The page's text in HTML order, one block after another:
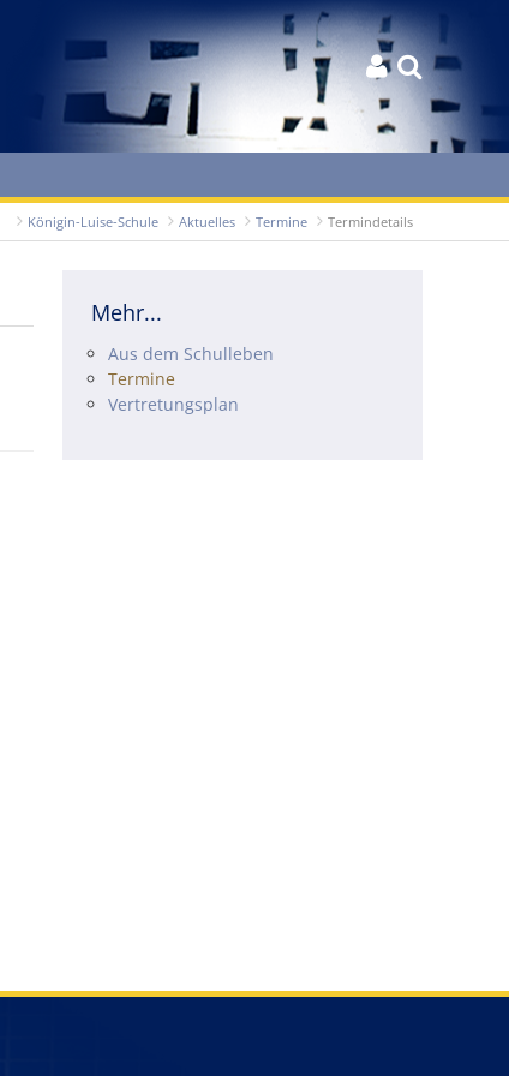
 
Königin-Luise-Schule Aktuelles Termine Termindetails
Mehr...
Navigation überspringen
Aus dem Schulleben
Termine
Vertretungsplan